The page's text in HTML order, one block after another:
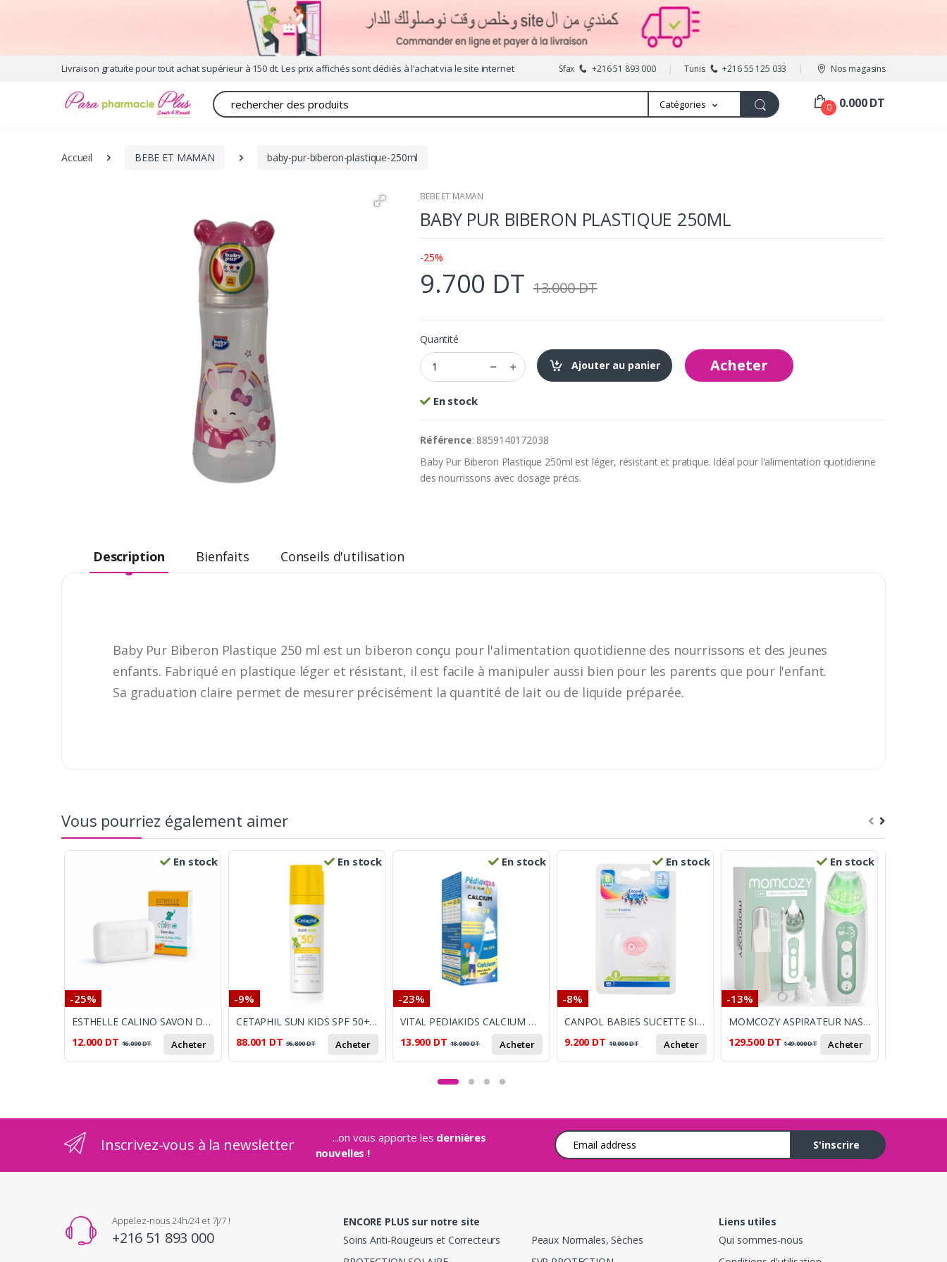
Livraison gratuite pour tout achat supérieur à 150 dt. Les prix affichés sont dédiés à l’achat via le site internet Sfax +216 51 893 000 Tunis +216 55 125 033 Nos magasins
Recherche Catégories 0 0.000 DT
Accueil BEBE ET MAMAN baby-pur-biberon-plastique-250ml
BEBE ET MAMAN
BABY PUR BIBERON PLASTIQUE 250ML
-25%
9.700 DT 13.000 DT
Quantité
Ajouter au panier
Acheter
En stock
Référence: 8859140172038
Baby Pur Biberon Plastique 250ml est léger, résistant et pratique. Idéal pour l'alimentation quotidienne
des nourrissons avec dosage précis.
Description Bienfaits Conseils d'utilisation
Baby Pur Biberon Plastique 250 ml est un biberon conçu pour l'alimentation quotidienne des nourrissons et des jeunes
enfants. Fabriqué en plastique léger et résistant, il est facile à manipuler aussi bien pour les parents que pour l'enfant.
Sa graduation claire permet de mesurer précisément la quantité de lait ou de liquide préparée.
Vous pourriez également aimer
En stock
-25%
ESTHELLE CALINO SAVON DOUX 200GR
12.000 DT 16.000DT Acheter
En stock
-9%
CETAPHIL SUN KIDS SPF 50+ 150 ML
88.001 DT 96.800DT Acheter
En stock
-23%
VITAL PEDIAKIDS CALCIUM & VIT D3 150 ML
13.900 DT 18.000DT Acheter
En stock
-8%
CANPOL BABIES SUCETTE SILICONE 6-18M ROSE FLOWERS
9.200 DT 10.000DT Acheter
En stock
-13%
MOMCOZY ASPIRATEUR NASAL ELECTRIQUE
129.500 DT 149.000DT Acheter
Inscrivez-vous à la newsletter ...on vous apporte les dernières
nouvelles !
Adresse e-mail
S'inscrire
Appelez-nous 24h/24 et 7j/7 !
+216 51 893 000
ENCORE PLUS sur notre site
Soins Anti-Rougeurs et Correcteurs
Peaux Normales, Sèches
Liens utiles
Qui sommes-nous